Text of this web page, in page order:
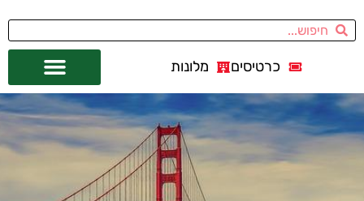
כרטיסים מלונות